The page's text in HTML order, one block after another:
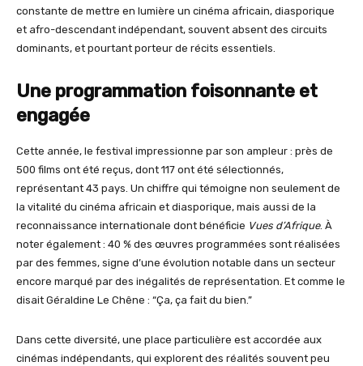
constante de mettre en lumière un cinéma africain, diasporique
et afro-descendant indépendant, souvent absent des circuits
dominants, et pourtant porteur de récits essentiels.
Une programmation foisonnante et
engagée
Cette année, le festival impressionne par son ampleur : près de
500 films ont été reçus, dont 117 ont été sélectionnés,
représentant 43 pays. Un chiffre qui témoigne non seulement de
la vitalité du cinéma africain et diasporique, mais aussi de la
reconnaissance internationale dont bénéficie Vues d’Afrique. À
noter également : 40 % des œuvres programmées sont réalisées
par des femmes, signe d’une évolution notable dans un secteur
encore marqué par des inégalités de représentation. Et comme le
disait Géraldine Le Chêne : “Ça, ça fait du bien.”
Dans cette diversité, une place particulière est accordée aux
cinémas indépendants, qui explorent des réalités souvent peu